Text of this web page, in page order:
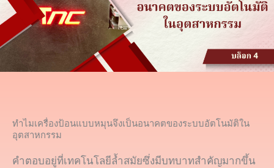
ทำไมเครื่องป้อนแบบหมุนจึงเป็นอนาคตของระบบอัตโนมัติใน
อุตสาหกรรม
คำตอบอยู่ที่เทคโนโลยีล้ำสมัยซึ่งมีบทบาทสำคัญมากขึ้น